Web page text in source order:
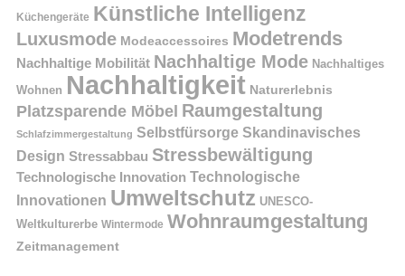
Küchengeräte Künstliche Intelligenz
Luxusmode Modeaccessoires Modetrends
Nachhaltige Mobilität Nachhaltige Mode Nachhaltiges
Wohnen Nachhaltigkeit Naturerlebnis
Platzsparende Möbel Raumgestaltung
Schlafzimmergestaltung Selbstfürsorge Skandinavisches
Design Stressabbau Stressbewältigung
Technologische Innovation Technologische
Innovationen Umweltschutz UNESCO-
Weltkulturerbe Wintermode Wohnraumgestaltung
Zeitmanagement